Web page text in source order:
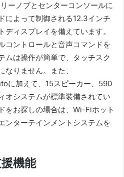
ーノブとセンターコンソールに
によって制御される12.3インチ
ィスプレイを備えています。
コントロールと音声コマンドを
ムは操作が簡単で、タッチスク
なりません。
また、
に加えて、15スピーカー、590
オシステムが標準装備されてい
をお探しの場合は、Wi-Fiホット
ンターテインメントシステムを
機能